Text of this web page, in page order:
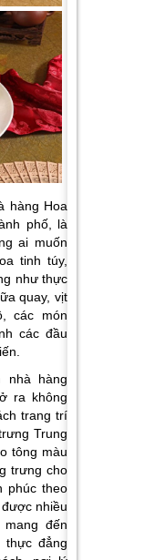
hàng Hoa
phố, là
ai muốn
tinh túy,
như thực
quay, vịt
các món
các đầu
nhà hàng
ra không
trang trí
Trung
tông màu
trưng cho
phúc theo
nhiều
đến
thực đẳng